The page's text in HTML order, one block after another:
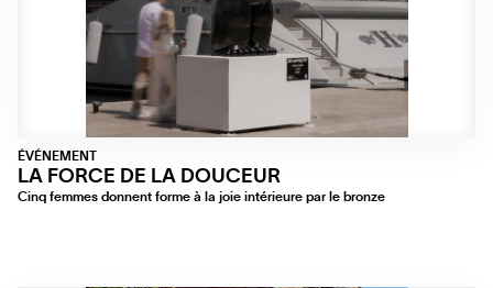
ÉVÉNEMENT
LA FORCE DE LA DOUCEUR
Cinq femmes donnent forme à la joie intérieure par le bronze